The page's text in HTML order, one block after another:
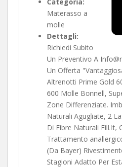
Materasso a
molle
Dettagli:
Richiedi Subito
Un Preventivo A
Un Offerta
Altrenotti Prime Gold
600 Molle Bonnell,
Zone Differenziate.
Naturali Agugliate, 2
Di Fibre Naturali Fill.It,
Trattamento
(Da Bayer)
Stagioni Adatto Per